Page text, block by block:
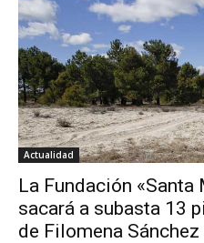
Actualidad
La Fundación «Santa
sacará a subasta 13
de Filomena